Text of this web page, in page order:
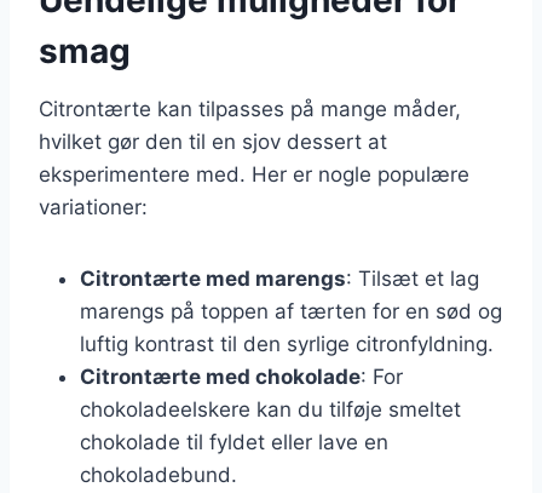
smag
Citrontærte kan tilpasses på mange måder,
hvilket gør den til en sjov dessert at
eksperimentere med. Her er nogle populære
variationer:
Citrontærte med marengs: Tilsæt et lag
marengs på toppen af tærten for en sød og
luftig kontrast til den syrlige citronfyldning.
Citrontærte med chokolade: For
chokoladeelskere kan du tilføje smeltet
chokolade til fyldet eller lave en
chokoladebund.